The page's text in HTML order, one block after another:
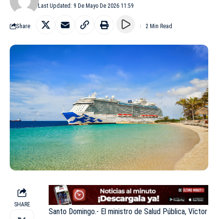
Last Updated: 9 De Mayo De 2026 11:59
Share 2 Min Read
SHARE
Santo Domingo.- El ministro de Salud Pública, Víctor